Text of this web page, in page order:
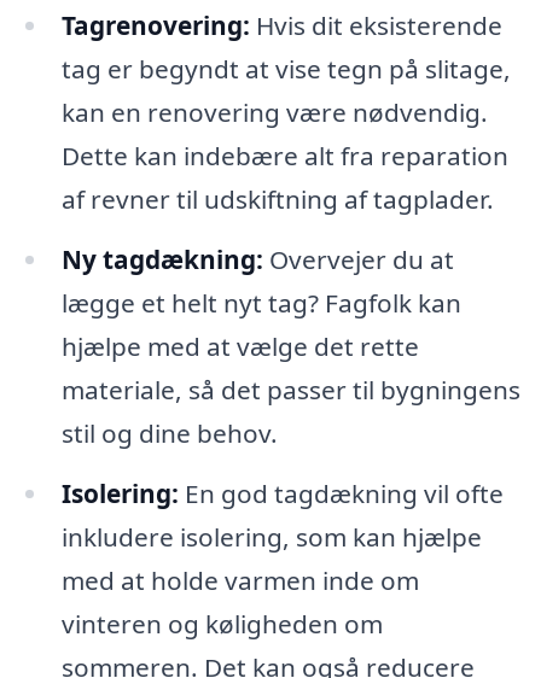
Tagrenovering: Hvis dit eksisterende
tag er begyndt at vise tegn på slitage,
kan en renovering være nødvendig.
Dette kan indebære alt fra reparation
af revner til udskiftning af tagplader.
Ny tagdækning: Overvejer du at
lægge et helt nyt tag? Fagfolk kan
hjælpe med at vælge det rette
materiale, så det passer til bygningens
stil og dine behov.
Isolering: En god tagdækning vil ofte
inkludere isolering, som kan hjælpe
med at holde varmen inde om
vinteren og køligheden om
sommeren. Det kan også reducere